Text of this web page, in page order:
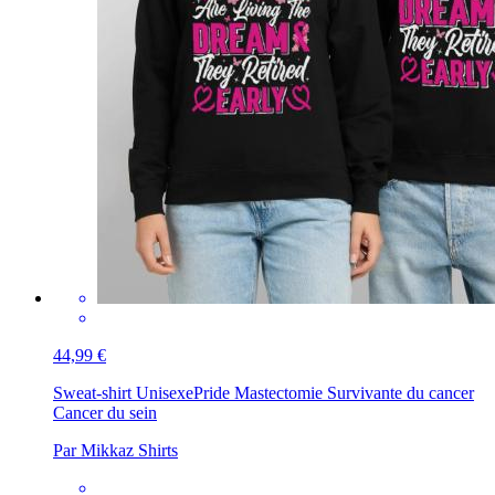
44,99 €
Sweat-shirt UnisexePride Mastectomie Survivante du cancer
Cancer du sein
Par Mikkaz Shirts